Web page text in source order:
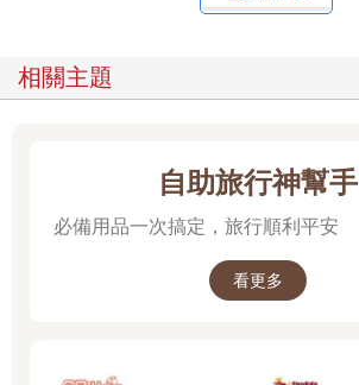
相關主題
自助旅行神幫手
必備用品一次搞定，旅行順利平安
看更多